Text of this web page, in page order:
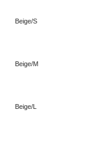
Beige/S
Beige/M
Beige/L